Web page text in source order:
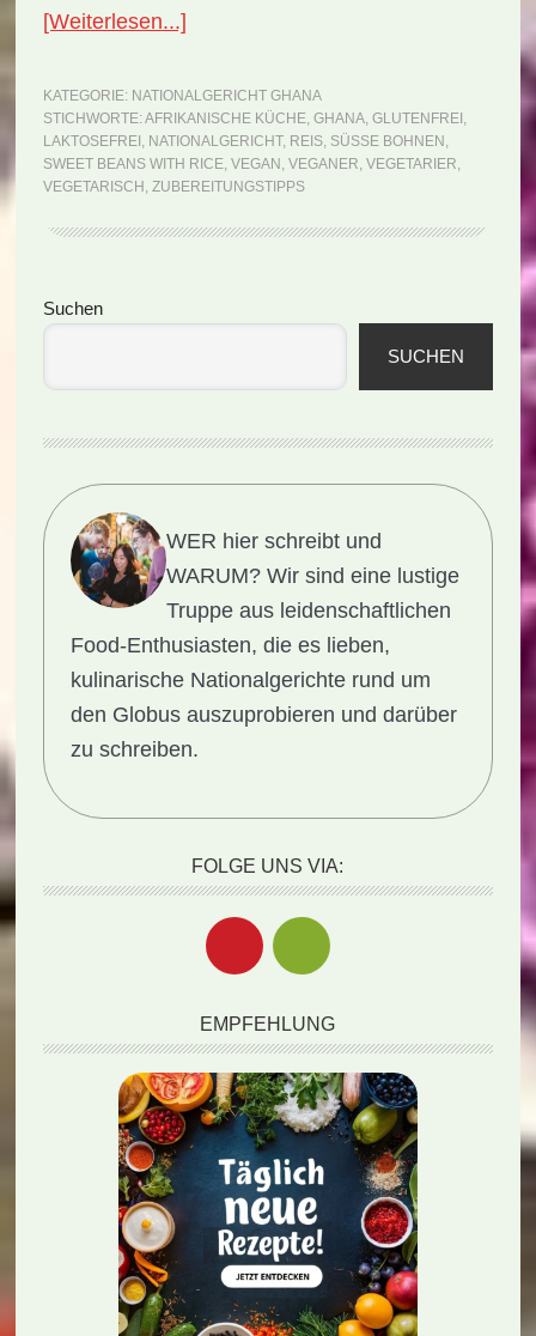
[Weiterlesen...]ÜberNationalgericht
Sweet
Beans
with
Rice
(Rezept)
KATEGORIE: NATIONALGERICHT GHANA
STICHWORTE: AFRIKANISCHE KÜCHE, GHANA, GLUTENFREI ,
LAKTOSEFREI , NATIONALGERICHT, REIS, SÜSSE BOHNEN
,
SWEET BEANS WITH RICE, VEGAN , VEGANER, VEGETARIER,
VEGETARISCH , ZUBEREITUNGSTIPPS
Seitenspalte
Suchen
SUCHEN
WER hier schreibt und
WARUM? Wir sind eine lustige
Truppe aus leidenschaftlichen
Food-Enthusiasten, die es lieben,
kulinarische Nationalgerichte rund um
den Globus auszuprobieren und darüber
zu schreiben.
FOLGE UNS VIA:
EMPFEHLUNG